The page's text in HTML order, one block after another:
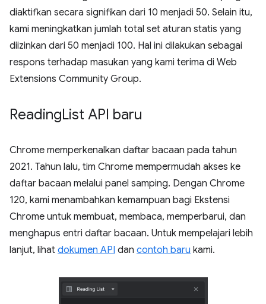
diaktifkan secara signifikan dari 10 menjadi 50. Selain itu,
kami meningkatkan jumlah total set aturan statis yang
diizinkan dari 50 menjadi 100. Hal ini dilakukan sebagai
respons terhadap masukan yang kami terima di Web
Extensions Community Group.
ReadingList API baru
Chrome memperkenalkan daftar bacaan pada tahun
2021. Tahun lalu, tim Chrome mempermudah akses ke
daftar bacaan melalui panel samping. Dengan Chrome
120, kami menambahkan kemampuan bagi Ekstensi
Chrome untuk membuat, membaca, memperbarui, dan
menghapus entri daftar bacaan. Untuk mempelajari lebih
lanjut, lihat dokumen API dan contoh baru kami.